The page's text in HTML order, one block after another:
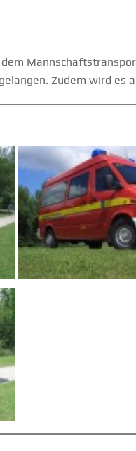
Zudem wird es